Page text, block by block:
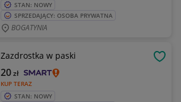
STAN: NOWY
SPRZEDAJĄCY: OSOBA PRYWATNA
BOGATYNIA
Zazdrostka w paski
KUP TERAZ
20zł
STAN: NOWY